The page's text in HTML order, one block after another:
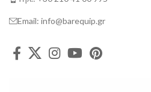
Email: info@barequip.gr